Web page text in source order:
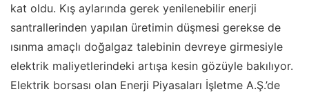
kat oldu. Kış aylarında gerek yenilenebilir enerji
santrallerinden yapılan üretimin düşmesi gerekse de
ısınma amaçlı doğalgaz talebinin devreye girmesiyle
elektrik maliyetlerindeki artışa kesin gözüyle bakılıyor.
Elektrik borsası olan Enerji Piyasaları İşletme A.Ş.’de